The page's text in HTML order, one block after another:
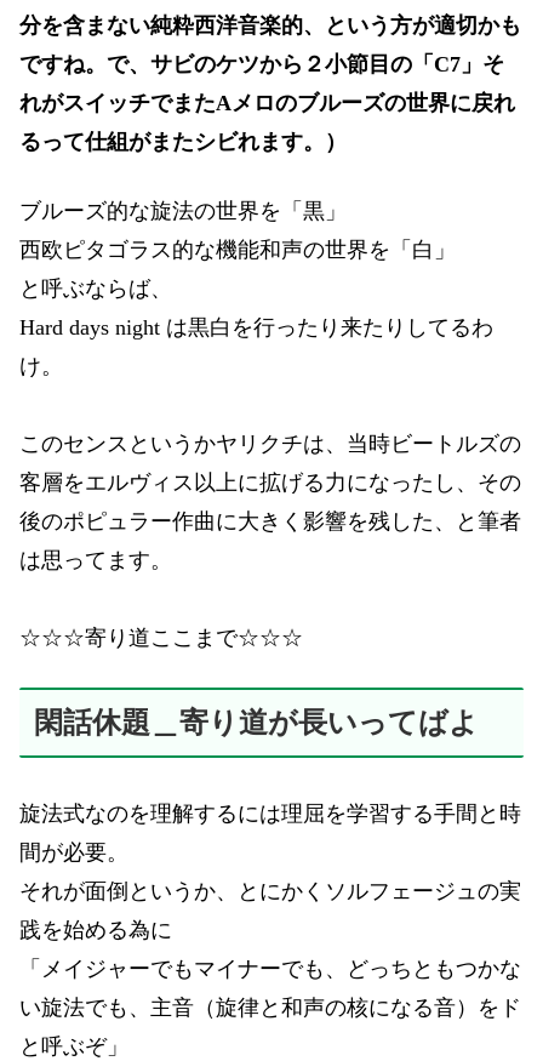
分を含まない純粋西洋音楽的、という方が適切かも
ですね。で、サビのケツから２小節目の「C7」そ
れがスイッチでまたAメロのブルーズの世界に戻れ
るって仕組がまたシビれます。）
ブルーズ的な旋法の世界を「黒」
西欧ピタゴラス的な機能和声の世界を「白」
と呼ぶならば、
Hard days night は黒白を行ったり来たりしてるわ
け。
このセンスというかヤリクチは、当時ビートルズの
客層をエルヴィス以上に拡げる力になったし、その
後のポピュラー作曲に大きく影響を残した、と筆者
は思ってます。
☆☆☆寄り道ここまで☆☆☆
閑話休題＿寄り道が長いってばよ
旋法式なのを理解するには理屈を学習する手間と時
間が必要。
それが面倒というか、とにかくソルフェージュの実
践を始める為に
「メイジャーでもマイナーでも、どっちともつかな
い旋法でも、主音（旋律と和声の核になる音）をド
と呼ぶぞ」